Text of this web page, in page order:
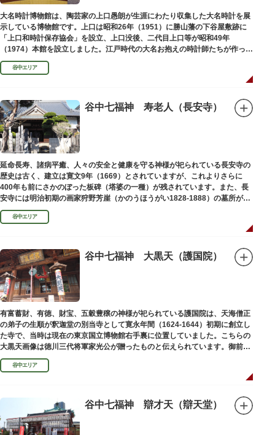
大名時計博物館は、陶芸家の上口愚朗が生涯にわたり収集した大名時計を展
示している博物館です。上口は昭和26年（1951）に勝山藩の下谷屋敷跡に
「上口和時計保存協会」を設立、上口没後、二代目上口等が昭和49年
（1974）本館を設立しました。江戸時代の大名お抱えの時計師たちが作った
櫓時計、台時計、枕時計などが並びます。
谷中エリア
谷中七福神 寿老人（長安寺）
延命長寿、諸病平癒、人々の安全と健康を守る神様が祀られている長安寺の
歴史は古く、建立は寛文9年（1669）とされていますが、これよりさらに
400年も前にさかのぼった板碑（塔婆の一種）が残されています。また、長
安寺には明治初期の画家狩野芳崖（かのうほうがい1828-1888）の墓所があ
ります。
谷中エリア
谷中七福神 大黒天（護国院）
有富蓄財、有徳、財宝、五穀豊穣の神様が祀られている護国院は、天海僧正
の弟子の生順が釈迦堂の別当寺として寛永年間（1624-1644）初期に創立し
た寺で、当時は現在の東京国立博物館右手裏に位置していました。こちらの
大黒天画像は徳川三代将軍家光公が贈ったものと伝えられています。御前立
の大黒天木像は台東区文化財に指定されています。
谷中エリア
谷中七福神 辯才天（辯天堂）